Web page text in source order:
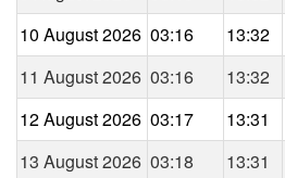
10 August 2026 03:16 13:32
11 August 2026 03:16 13:32
12 August 2026 03:17 13:31
13 August 2026 03:18 13:31